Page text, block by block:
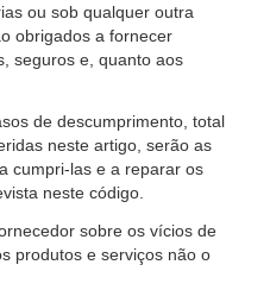
ou sob qualquer outra
obrigados a fornecer
seguros e, quanto aos
de descumprimento, total
neste artigo, serão as
cumpri-las e a reparar os
neste código.
sobre os vícios de
produtos e serviços não o